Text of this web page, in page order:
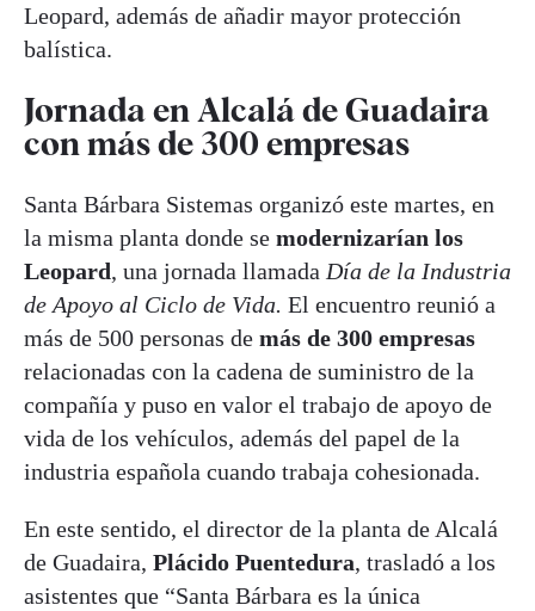
Leopard, además de añadir mayor protección
balística.
Jornada en Alcalá de Guadaira
con más de 300 empresas
Santa Bárbara Sistemas organizó este martes, en
la misma planta donde se modernizarían los
Leopard, una jornada llamada Día de la Industria
de Apoyo al Ciclo de Vida. El encuentro reunió a
más de 500 personas de más de 300 empresas
relacionadas con la cadena de suministro de la
compañía y puso en valor el trabajo de apoyo de
vida de los vehículos, además del papel de la
industria española cuando trabaja cohesionada.
En este sentido, el director de la planta de Alcalá
de Guadaira, Plácido Puentedura, trasladó a los
asistentes que “Santa Bárbara es la única